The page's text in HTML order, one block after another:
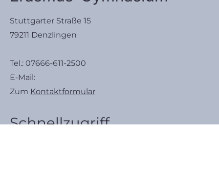
Stuttgarter Straße 15
79211 Denzlingen
Tel.: 07666-611-2500
E-Mail:
Zum Kontaktformular
Schnellzugriff